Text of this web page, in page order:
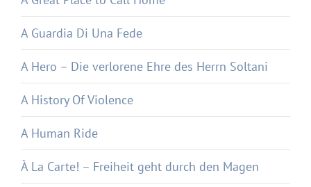
A Guardia Di Una Fede
A Hero – Die verlorene Ehre des Herrn Soltani
A History Of Violence
A Human Ride
À La Carte! – Freiheit geht durch den Magen